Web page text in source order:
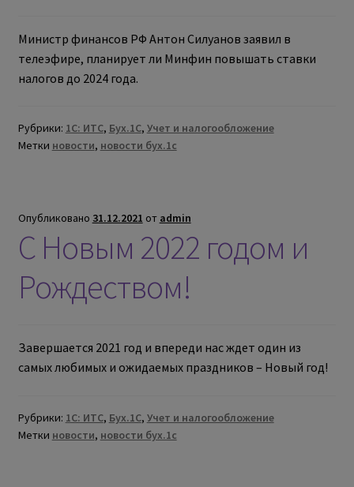
Министр финансов РФ Антон Силуанов заявил в
телеэфире, планирует ли Минфин повышать ставки
налогов до 2024 года.
Рубрики: 1С: ИТС, Бух.1С, Учет и налогообложение
Метки новости, новости бух.1с
Опубликовано 31.12.2021 от admin
С Новым 2022 годом и
Рождеством!
Завершается 2021 год и впереди нас ждет один из
самых любимых и ожидаемых праздников – Новый год!
Рубрики: 1С: ИТС, Бух.1С, Учет и налогообложение
Метки новости, новости бух.1с